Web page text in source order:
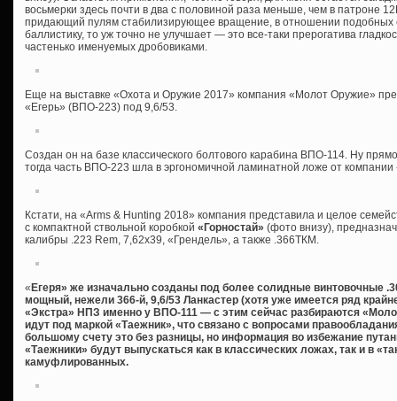
восьмерки здесь почти в два с половиной раза меньше, чем в патроне
придающий пулям стабилизирующее вращение, в отношении подобных
баллистику, то уж точно не улучшает — это все-таки прерогатива
частенько именуемых дробовиками.
Еще на выставке «Охота и Оружие 2017» компания «Молот Оружие»
«Егерь» (ВПО-223) под 9,6/53.
Создан он на базе классического болтового карабина ВПО-114. Ну
тогда часть ВПО-223 шла в эргономичной ламинатной ложе от компании
Кстати, на «Arms & Hunting 2018» компания представила и целое
с компактной ствольной коробкой «Горностай» (фото внизу),
калибры .223 Rem, 7,62х39, «Грендель», а также .366ТКМ.
« Егеря» же изначально созданы под более солидные винтовочные
мощный, нежели 366-й, 9,6/53 Ланкастер (хотя уже имеется ряд
«Экстра» НПЗ именно у ВПО-111 — с этим сейчас разбираются
идут под маркой «Таежник», что связано с вопросами
большому счету это без разницы, но информация во избежание
«Таежники» будут выпускаться как в классических ложах, так и в
камуфлированных.